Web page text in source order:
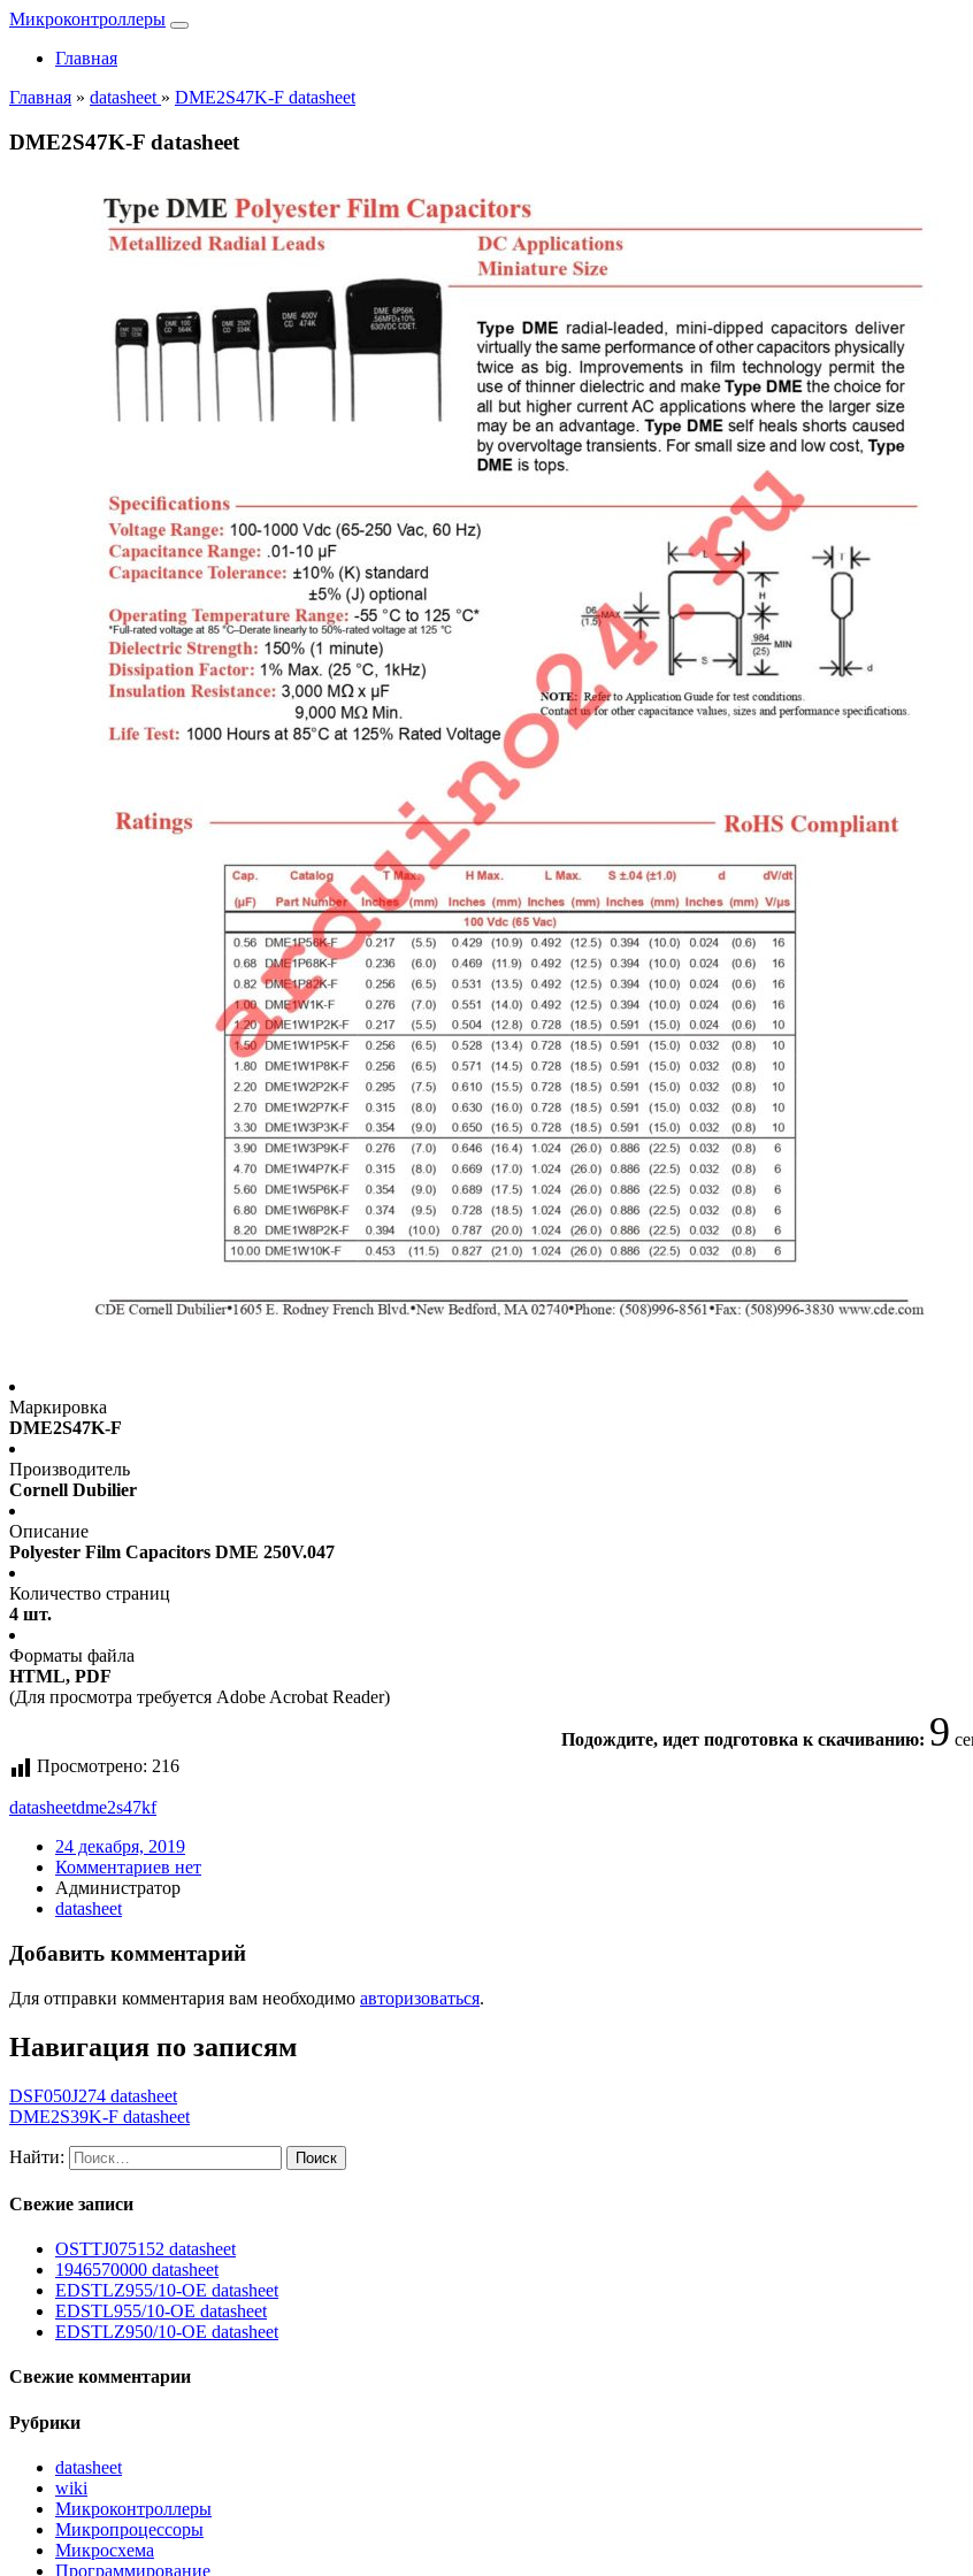
Микроконтроллеры
Главная
Главная » datasheet » DME2S47K-F datasheet
DME2S47K-F datasheet
Маркировка
DME2S47K-F
Производитель
Cornell Dubilier
Описание
Polyester Film Capacitors DME 250V.047
Количество страниц
4 шт.
Форматы файла
HTML, PDF
(Для просмотра требуется Adobe Acrobat Reader)
Подождите, идет подготовка к скачиванию: 8
Просмотрено: 216
datasheetdme2s47kf
24 декабря, 2019
Комментариев нет
Администратор
datasheet
Добавить комментарий
Для отправки комментария вам необходимо авторизоваться.
Навигация по записям
DSF050J274 datasheet
DME2S39K-F datasheet
Найти:
Свежие записи
OSTTJ075152 datasheet
1946570000 datasheet
EDSTLZ955/10-OE datasheet
EDSTL955/10-OE datasheet
EDSTLZ950/10-OE datasheet
Свежие комментарии
Рубрики
datasheet
wiki
Микроконтроллеры
Микропроцессоры
Микросхема
Программирование